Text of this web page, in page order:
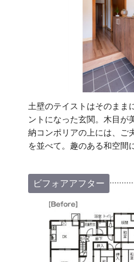
土壁のテイストはそのまま
ントになった玄関。木目が
納コンポリアの上には、ご
を並べて。趣のある和空間
ビフォアアフター